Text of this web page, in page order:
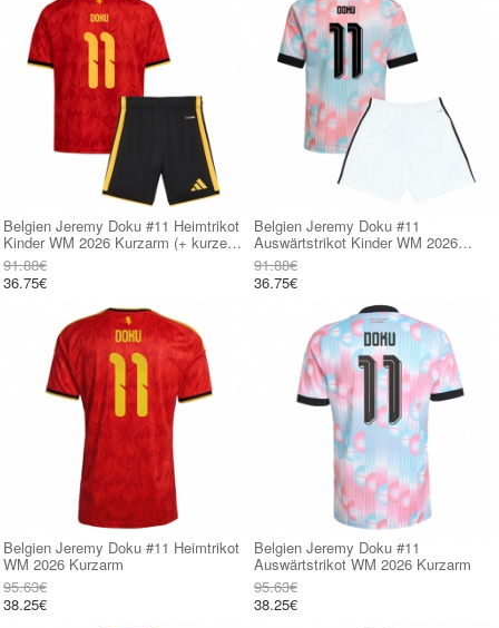
Belgien Jeremy Doku #11 Heimtrikot
Kinder WM 2026 Kurzarm (+ kurze
hosen)
91.88€
36.75€
Belgien Jeremy Doku #11
Auswärtstrikot Kinder WM 2026
Kurzarm (+ kurze hosen)
91.88€
36.75€
Belgien Jeremy Doku #11 Heimtrikot
WM 2026 Kurzarm
95.63€
38.25€
Belgien Jeremy Doku #11
Auswärtstrikot WM 2026 Kurzarm
95.63€
38.25€